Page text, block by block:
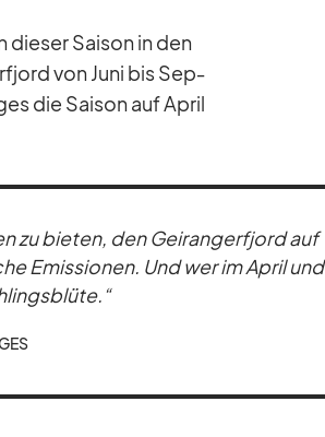
die­ser Sai­son in den
von Juni bis Sep­
die Sai­son auf April
zu bie­ten, den Ge­i­rang­erfjord auf
Emis­sio­nen. Und wer im April und